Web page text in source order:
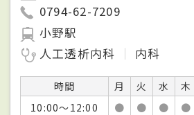
0794-62-7209
小野駅
人工透析内科
内科
時間 月 火 水 木
10:00～12:00
● ● ● ●